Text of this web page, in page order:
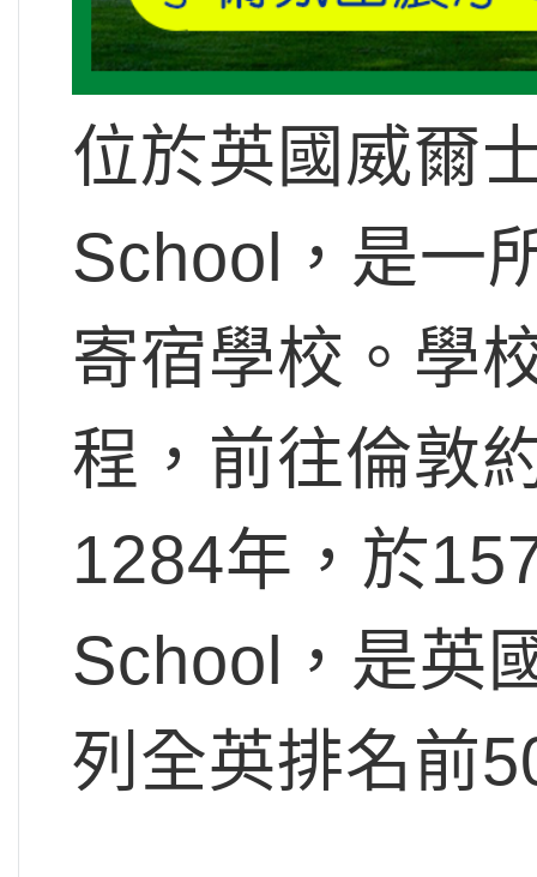
位於英國威爾
School，是一
寄宿學校。學
程，前往倫敦
1284年，於
School，是英
列全英排名前